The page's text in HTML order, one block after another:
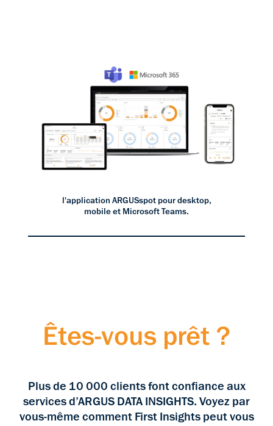
l'application ARGUSspot pour desktop,
mobile et Microsoft Teams.
Êtes-vous prêt ?
Plus de 10 000 clients font confiance aux
services d’ARGUS DATA INSIGHTS. Voyez par
vous-même comment First Insights peut vous